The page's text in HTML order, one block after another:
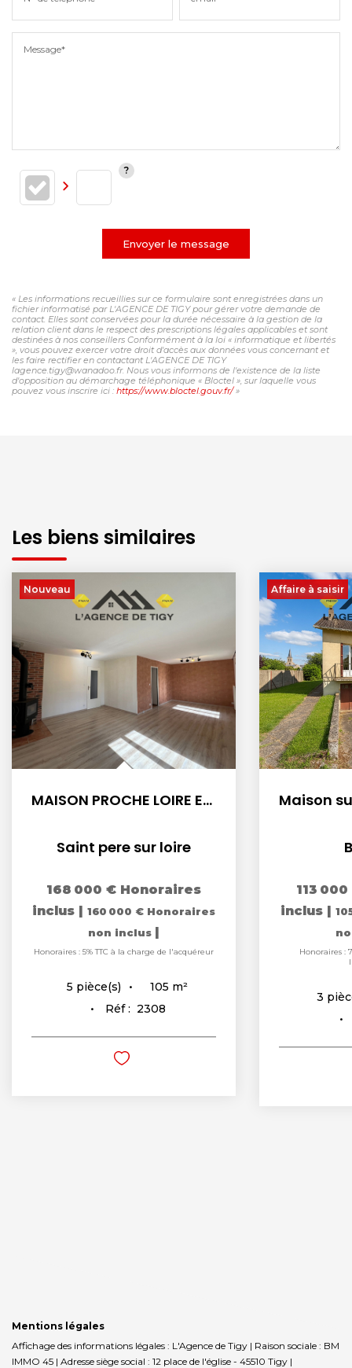
Message*
Envoyer le message
« Les informations recueillies sur ce formulaire sont enregistrées dans un
fichier informatisé par L'AGENCE DE TIGY pour gérer votre demande de
contact. Elles sont conservées pour la durée nécessaire à la gestion de la
relation client dans le respect des prescriptions légales applicables et sont
destinées à nos conseillers Conformément à la loi « informatique et libertés
», vous pouvez exercer votre droit d'accès aux données vous concernant et
les faire rectifier en contactant L'AGENCE DE TIGY
lagence.tigy@wanadoo.fr. Nous vous informons de l'existence de la liste
d'opposition au démarchage téléphonique « Bloctel », sur laquelle vous
pouvez vous inscrire ici : https://www.bloctel.gouv.fr/»
Les biens similaires
Nouveau
MAISON PROCHE LOIRE ET SULLY SUR LOIRE-IDEALE FAMILLE OU...
Saint pere sur loire
168 000 € Honoraires
inclus | 160 000 € Honoraires
non inclus |
Honoraires : 5% TTC à la charge de l'acquéreur
5 pièce(s) 105 m²
Réf : 2308
Affaire à saisir
113
inclus |
Honoraires :
3
Mentions légales
Affichage des informations légales : L'Agence de Tigy | Raison sociale : BM
IMMO 45 | Adresse siège social : 12 place de l'église - 45510 Tigy |